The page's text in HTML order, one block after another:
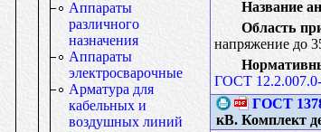
Аппараты
различного
назначения
Аппараты
электросварочные
Арматура для
кабельных и
воздушных линий
Название
Область
напряжение до
ГОСТ
ГОСТ
кВ. Комплект